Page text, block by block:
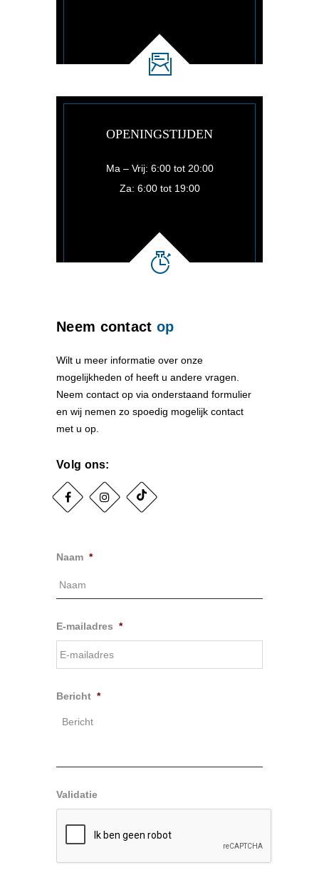
OPENINGSTIJDEN
Ma – Vrij: 6:00 tot 20:00
Za: 6:00 tot 19:00
Neem contact op
Wilt u meer informatie over onze
mogelijkheden of heeft u andere vragen.
Neem contact op via onderstaand formulier
en wij nemen zo spoedig mogelijk contact
met u op.
Volg ons:
Naam *
E-mailadres *
Bericht *
Validatie